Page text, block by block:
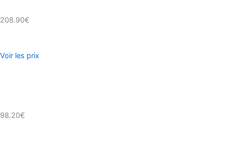
208.90€
Voir les prix
98.20€